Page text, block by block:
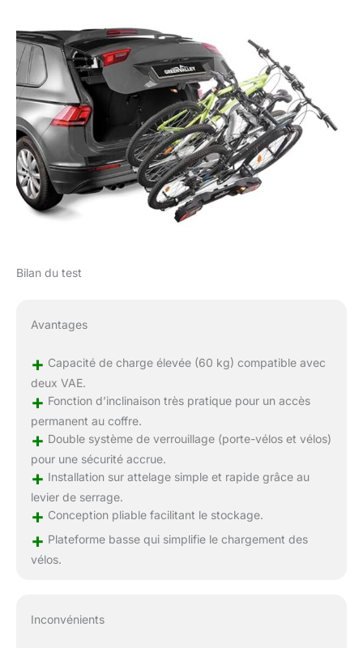
Bilan du test
Avantages
+ Capacité de charge élevée (60 kg) compatible avec
deux VAE.
+ Fonction d’inclinaison très pratique pour un accès
permanent au coffre.
+ Double système de verrouillage (porte-vélos et vélos)
pour une sécurité accrue.
+ Installation sur attelage simple et rapide grâce au
levier de serrage.
+ Conception pliable facilitant le stockage.
+ Plateforme basse qui simplifie le chargement des
vélos.
Inconvénients